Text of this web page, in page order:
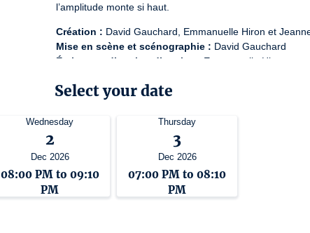
l’amplitude monte si haut.
Création :
Mise en scène et scénographie :
Écriture et direction d’actrice :
Collaboration à la scénographie et peinture originale :
Select your date
Wednesday
2
Dec 2026
08:00 PM to 09:10
PM
Thursday
3
Dec 2026
07:00 PM to 08:10
PM